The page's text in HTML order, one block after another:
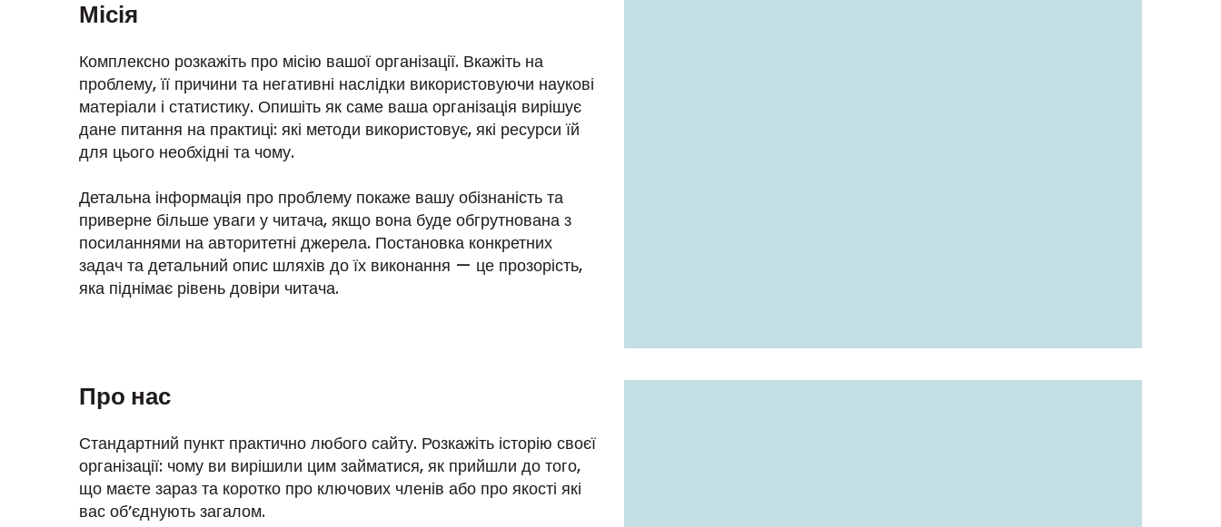
Місія
Комплексно розкажіть про місію вашої організації. Вкажіть на
проблему, її причини та негативні наслідки використовуючи наукові
матеріали і статистику. Опишіть як саме ваша організація вирішує
дане питання на практиці: які методи використовує, які ресурси їй
для цього необхідні та чому.
Детальна інформація про проблему покаже вашу обізнаність та
приверне більше уваги у читача, якщо вона буде обгрутнована з
посиланнями на авторитетні джерела. Постановка конкретних
задач та детальний опис шляхів до їх виконання — це прозорість,
яка піднімає рівень довіри читача.
Про нас
Стандартний пункт практично любого сайту. Розкажіть історію своєї
організації: чому ви вирішили цим займатися, як прийшли до того,
що маєте зараз та коротко про ключових членів або про якості які
вас об’єднують загалом.